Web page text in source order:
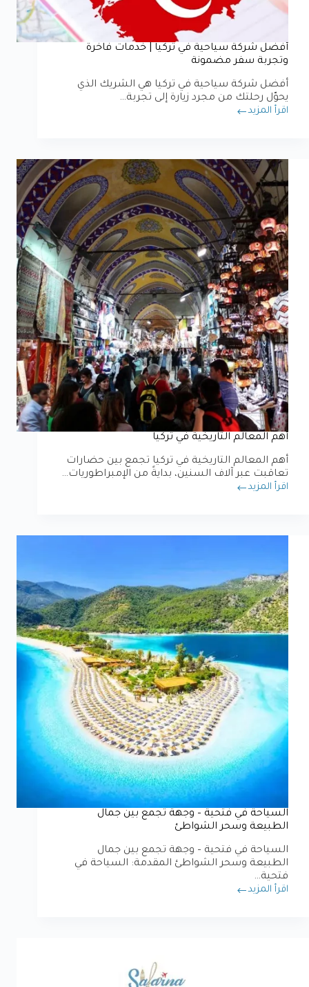
أفضل شركة سياحية في تركيا | خدمات فاخرة
وتجربة سفر مضمونة
أفضل شركة سياحية في تركيا هي الشريك الذي
يحوّل رحلتك من مجرد زيارة إلى تجربة…
اقرأ المزيد
أهم المعالم التاريخية في تركيا
أهم المعالم التاريخية في تركيا تجمع بين حضارات
تعاقبت عبر آلاف السنين، بدايةً من الإمبراطوريات…
اقرأ المزيد
السياحة في فتحية – وجهة تجمع بين جمال
الطبيعة وسحر الشواطئ
السياحة في فتحية – وجهة تجمع بين جمال
الطبيعة وسحر الشواطئ المقدمة: السياحة في
فتحية…
اقرأ المزيد